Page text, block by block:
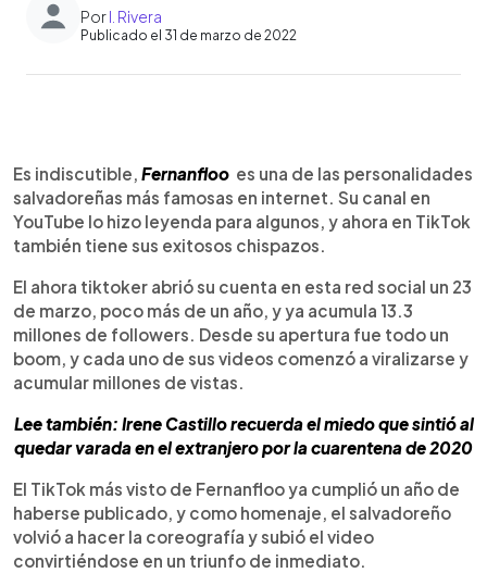
PorI. Rivera
Publicado el 31 de marzo de 2022
► Escuchar artículo
Es indiscutible, Fernanfloo es una de las personalidades
salvadoreñas más famosas en internet. Su canal en
YouTube lo hizo leyenda para algunos, y ahora en TikTok
también tiene sus exitosos chispazos.
El ahora tiktoker abrió su cuenta en esta red social un 23
de marzo, poco más de un año, y ya acumula 13.3
millones de followers. Desde su apertura fue todo un
boom, y cada uno de sus videos comenzó a viralizarse y
acumular millones de vistas.
Lee también: Irene Castillo recuerda el miedo que sintió al
quedar varada en el extranjero por la cuarentena de 2020
El TikTok más visto de Fernanfloo ya cumplió un año de
haberse publicado, y como homenaje, el salvadoreño
volvió a hacer la coreografía y subió el video
convirtiéndose en un triunfo de inmediato.